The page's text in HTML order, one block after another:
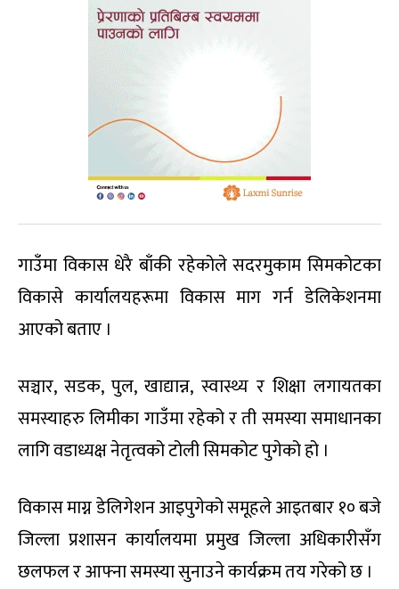
गाउँमा विकास धेरै बाँकी रहेकोले सदरमुकाम सिमकोटका
विकासे कार्यालयहरूमा विकास माग गर्न डेलिकेशनमा
आएको बताए ।
सञ्चार, सडक, पुल, खाद्यान्न, स्वास्थ्य र शिक्षा लगायतका
समस्याहरु लिमीका गाउँमा रहेको र ती समस्या समाधानका
लागि वडाध्यक्ष नेतृत्वको टोली सिमकोट पुगेको हो ।
विकास माग्न डेलिगेशन आइपुगेको समूहले आइतबार १० बजे
जिल्ला प्रशासन कार्यालयमा प्रमुख जिल्ला अधिकारीसँग
छलफल र आफ्ना समस्या सुनाउने कार्यक्रम तय गरेको छ ।